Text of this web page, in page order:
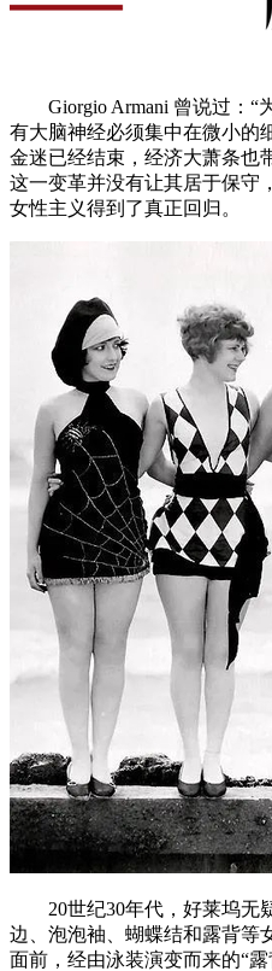
Giorgio Armani 曾说过：“
有大脑神经必须集中在微小的
金迷已经结束，经济大萧条也
这一变革并没有让其居于保守
女性主义得到了真正回归。
20世纪30年代，好莱坞无
边、泡泡袖、蝴蝶结和露背等
面前，经由泳装演变而来的“